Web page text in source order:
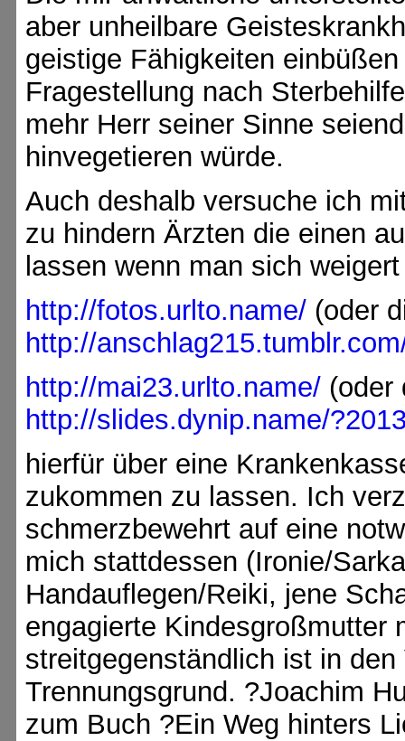
aber unheilbare
geistige Fähigkeiten
Fragestellung nach
mehr Herr seiner Sinne
hinvegetieren würde.
Auch deshalb versuche ich
zu hindern Ärzten die einen
lassen wenn man sich
http://fotos.urlto.name/ (oder
http://
http://mai23.urlto.name/ (oder
http://slides.dynip.name/
hierfür über eine
zukommen zu lassen. Ich
schmerzbewehrt auf eine
mich stattdessen (Ironie/
Handauflegen/Reiki, jene
engagierte Kindesgroßmutter
streitgegenständlich ist in
Trennungsgrund. ?Joachim
zum Buch ?Ein Weg hinters